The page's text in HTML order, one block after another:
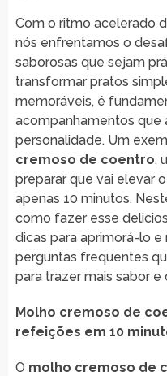
Com o ritmo acelerado
nós enfrentamos o
saborosas que sejam
transformar pratos
memoráveis, é
acompanhamentos que
personalidade. Um
cremoso de coentro,
preparar que vai elevar
apenas 10 minutos.
como fazer esse
dicas para aprimorá-lo
perguntas frequentes
para trazer mais sabor e
Molho cremoso de
refeições em 10
O molho cremoso de